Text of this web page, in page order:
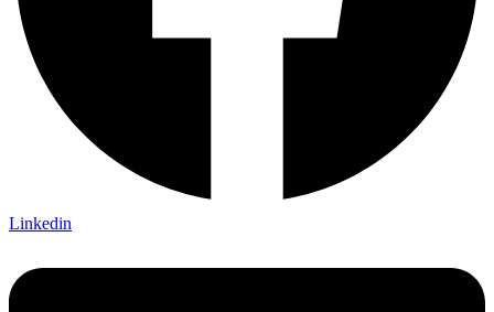
Linkedin